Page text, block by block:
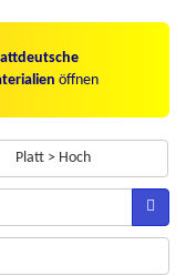
öffnen
Platt > Hoch